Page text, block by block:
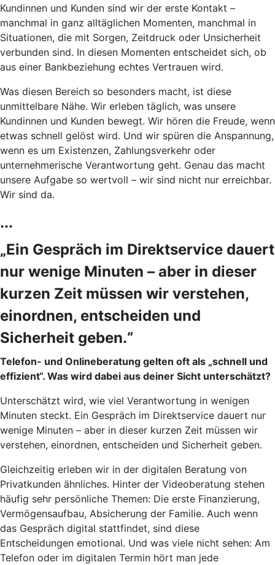
Kundinnen und Kunden sind wir der erste Kontakt –
manchmal in ganz alltäglichen Momenten, manchmal in
Situationen, die mit Sorgen, Zeitdruck oder Unsicherheit
verbunden sind. In diesen Momenten entscheidet sich, ob
aus einer Bankbeziehung echtes Vertrauen wird.
Was diesen Bereich so besonders macht, ist diese
unmittelbare Nähe. Wir erleben täglich, was unsere
Kundinnen und Kunden bewegt. Wir hören die Freude, wenn
etwas schnell gelöst wird. Und wir spüren die Anspannung,
wenn es um Existenzen, Zahlungsverkehr oder
unternehmerische Verantwortung geht. Genau das macht
unsere Aufgabe so wertvoll – wir sind nicht nur erreichbar.
Wir sind da.
...
„Ein Gespräch im Direktservice dauert
nur wenige Minuten – aber in dieser
kurzen Zeit müssen wir verstehen,
einordnen, entscheiden und
Sicherheit geben.“
Telefon- und Onlineberatung gelten oft als „schnell und
effizient“. Was wird dabei aus deiner Sicht unterschätzt?
Unterschätzt wird, wie viel Verantwortung in wenigen
Minuten steckt. Ein Gespräch im Direktservice dauert nur
wenige Minuten – aber in dieser kurzen Zeit müssen wir
verstehen, einordnen, entscheiden und Sicherheit geben.
Gleichzeitig erleben wir in der digitalen Beratung von
Privatkunden ähnliches. Hinter der Videoberatung stehen
häufig sehr persönliche Themen: Die erste Finanzierung,
Vermögensaufbau, Absicherung der Familie. Auch wenn
das Gespräch digital stattfindet, sind diese
Entscheidungen emotional. Und was viele nicht sehen: Am
Telefon oder im digitalen Termin hört man jede